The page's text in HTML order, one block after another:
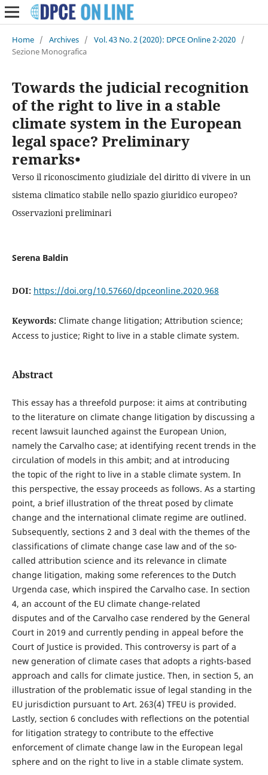
Home / Archives / Vol. 43 No. 2 (2020): DPCE Online 2-2020 /
Sezione Monografica
Towards the judicial recognition
of the right to live in a stable
climate system in the European
legal space? Preliminary
remarks•
Verso il riconoscimento giudiziale del diritto di vivere in un
sistema climatico stabile nello spazio giuridico europeo?
Osservazioni preliminari
Serena Baldin
DOI: https://doi.org/10.57660/dpceonline.2020.968
Keywords: Climate change litigation; Attribution science;
Access to justice; Right to live in a stable climate system.
Abstract
This essay has a threefold purpose: it aims at contributing
to the literature on climate change litigation by discussing a
recent lawsuit launched against the European Union,
namely the Carvalho case; at identifying recent trends in the
circulation of models in this ambit; and at introducing
the topic of the right to live in a stable climate system. In
this perspective, the essay proceeds as follows. As a starting
point, a brief illustration of the threat posed by climate
change and the international climate regime are outlined.
Subsequently, sections 2 and 3 deal with the themes of the
classifications of climate change case law and of the so-
called attribution science and its relevance in climate
change litigation, making some references to the Dutch
Urgenda case, which inspired the Carvalho case. In section
4, an account of the EU climate change-related
disputes and of the Carvalho case rendered by the General
Court in 2019 and currently pending in appeal before the
Court of Justice is provided. This controversy is part of a
new generation of climate cases that adopts a rights-based
approach and calls for climate justice. Then, in section 5, an
illustration of the problematic issue of legal standing in the
EU jurisdiction pursuant to Art. 263(4) TFEU is provided.
Lastly, section 6 concludes with reflections on the potential
for litigation strategy to contribute to the effective
enforcement of climate change law in the European legal
sphere and on the right to live in a stable climate system.